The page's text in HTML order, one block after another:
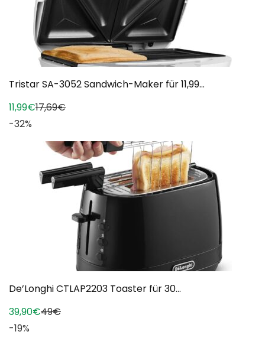
Tristar SA-3052 Sandwich-Maker für 11,99...
11,99€17,69€
-32%
De’Longhi CTLAP2203 Toaster für 30...
39,90€49€
-19%